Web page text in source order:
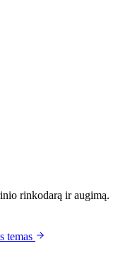
rinkodarą ir augimą.
temas